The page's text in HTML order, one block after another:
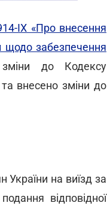
IX «Про внесення
щодо забезпечення
до Кодексу
внесено зміни до
на виїзд за
відповідної